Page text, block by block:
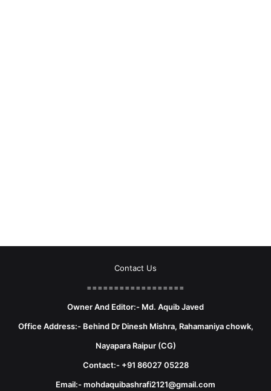
Contact Us
==================
Owner And Editor:- Md. Aquib Javed
Office Address:- Behind Dr Dinesh Mishra, Rahamaniya chowk,
Nayapara Raipur (CG)
Contact:- +91 86027 05228
Email:- mohdaquibashrafi2121@gmail.com